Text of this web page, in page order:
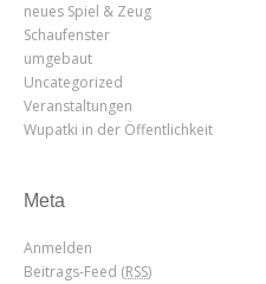
neues Spiel & Zeug
Schaufenster
umgebaut
Uncategorized
Veranstaltungen
Wupatki in der Öffentlichkeit
Meta
Anmelden
Beitrags-Feed (RSS)